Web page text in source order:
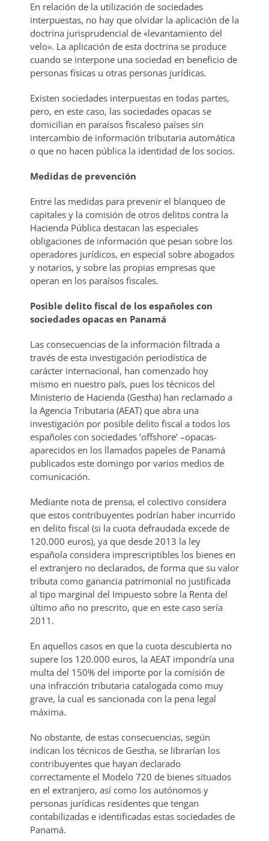
En relación de la utilización de sociedades
interpuestas, no hay que olvidar la aplicación de la
doctrina jurisprudencial de «levantamiento del
velo». La aplicación de esta doctrina se produce
cuando se interpone una sociedad en beneficio de
personas físicas u otras personas jurídicas.
Existen sociedades interpuestas en todas partes,
pero, en este caso, las sociedades opacas se
domicilian en paraísos fiscaleso países sin
intercambio de información tributaria automática
o que no hacen pública la identidad de los socios.
Medidas de prevención
Entre las medidas para prevenir el blanqueo de
capitales y la comisión de otros delitos contra la
Hacienda Pública destacan las especiales
obligaciones de información que pesan sobre los
operadores jurídicos, en especial sobre abogados
y notarios, y sobre las propias empresas que
operan en los paraísos fiscales.
Posible delito fiscal de los españoles con
sociedades opacas en Panamá
Las consecuencias de la información filtrada a
través de esta investigación periodística de
carácter internacional, han comenzado hoy
mismo en nuestro país, pues los técnicos del
Ministerio de Hacienda (Gestha) han reclamado a
la Agencia Tributaria (AEAT) que abra una
investigación por posible delito fiscal a todos los
españoles con sociedades ‘offshore’ –opacas-
aparecidos en los llamados papeles de Panamá
publicados este domingo por varios medios de
comunicación.
Mediante nota de prensa, el colectivo considera
que estos contribuyentes podrían haber incurrido
en delito fiscal (si la cuota defraudada excede de
120.000 euros), ya que desde 2013 la ley
española considera imprescriptibles los bienes en
el extranjero no declarados, de forma que su valor
tributa como ganancia patrimonial no justificada
al tipo marginal del Impuesto sobre la Renta del
último año no prescrito, que en este caso sería
2011.
En aquellos casos en que la cuota descubierta no
supere los 120.000 euros, la AEAT impondría una
multa del 150% del importe por la comisión de
una infracción tributaria catalogada como muy
grave, la cual es sancionada con la pena legal
máxima.
No obstante, de estas consecuencias, según
indican los técnicos de Gestha, se librarían los
contribuyentes que hayan declarado
correctamente el Modelo 720 de bienes situados
en el extranjero, así como los autónomos y
personas jurídicas residentes que tengan
contabilizadas e identificadas estas sociedades de
Panamá.